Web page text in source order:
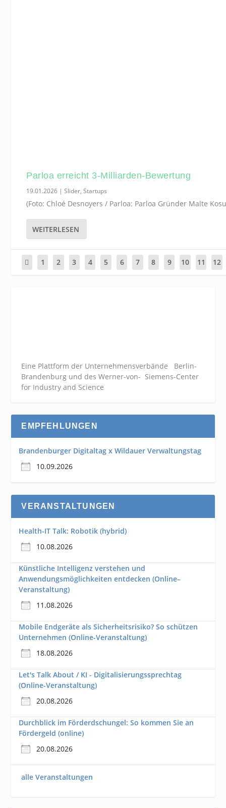
Parloa erreicht 3-Milliarden-Bewertung
19.01.2026 |Slider,Startups
(Foto: Chloé Desnoyers / Parloa: Parloa Gründer Malte
WEITERLESEN
1 2 3 4 5 6 7 8 9 10 11 12
Eine Plattform der Unternehmensverbände Berlin-
Brandenburg und des Werner-von- Siemens-Center
for Industry and Science
EMPFEHLUNGEN
Brandenburger Digitaltag x Wildauer Verwaltungstag
10.09.2026
VERANSTALTUNGEN
Health-IT Talk: Robotik (hybrid)
10.08.2026
Künstliche Intelligenz verstehen und
Anwendungsmöglichkeiten entdecken (Online–
Veranstaltung)
11.08.2026
Mobile Endgeräte als Sicherheitsrisiko? So schützen
Unternehmen (Online-Veranstaltung)
18.08.2026
Let's Talk About / KI - Digitalisierungssprechtag
(Online-Veranstaltung)
20.08.2026
Durchblick im Förderdschungel: So kommen Sie an
Fördergeld (online)
20.08.2026
alle Veranstaltungen